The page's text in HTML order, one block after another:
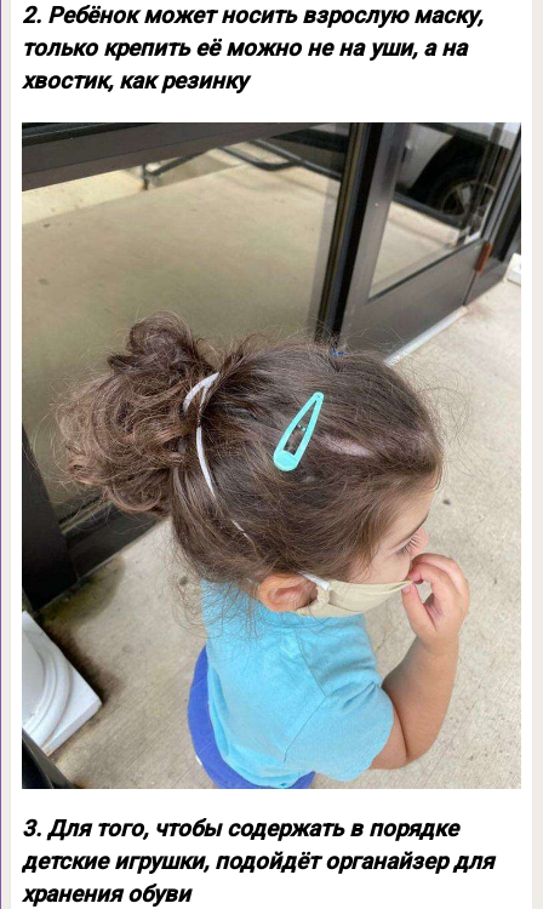
2. Ребёнок может носить взрослую маску,
только крепить её можно не на уши, а на
хвостик, как резинку
3. Для того, чтобы содержать в порядке
детские игрушки, подойдёт органайзер для
хранения обуви